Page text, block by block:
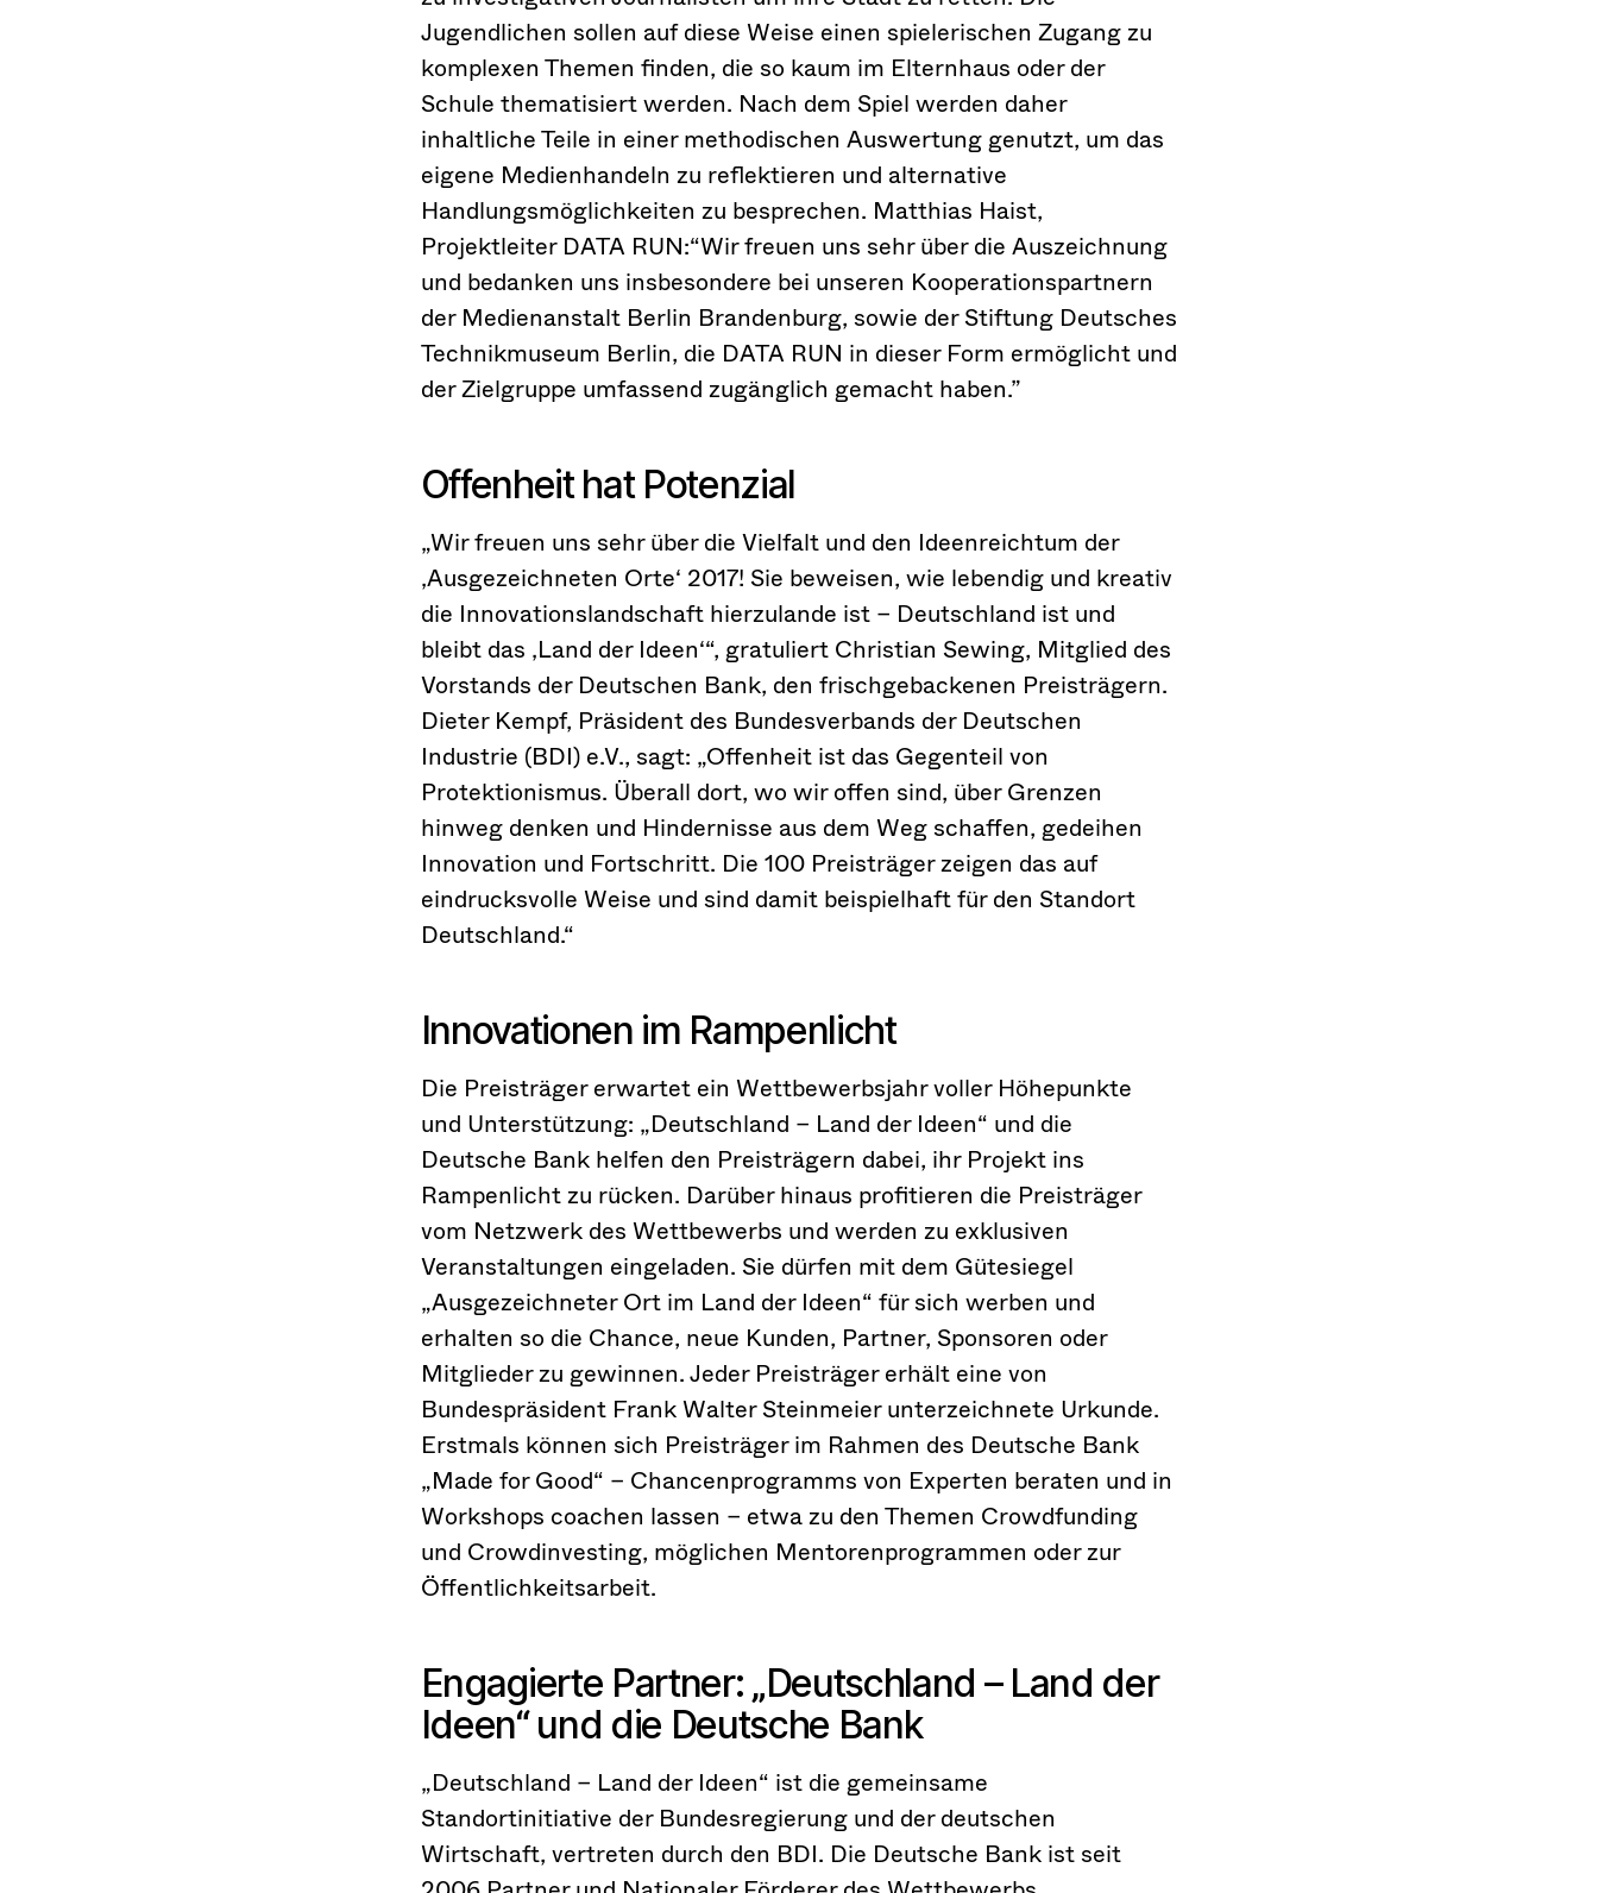
Jugendlichen sollen auf diese Weise einen spielerischen Zugang zu
komplexen Themen finden, die so kaum im Elternhaus oder der
Schule thematisiert werden. Nach dem Spiel werden daher
inhaltliche Teile in einer methodischen Auswertung genutzt, um das
eigene Medienhandeln zu reflektieren und alternative
Handlungsmöglichkeiten zu besprechen. Matthias Haist,
Projektleiter DATA RUN:“Wir freuen uns sehr über die Auszeichnung
und bedanken uns insbesondere bei unseren Kooperationspartnern
der Medienanstalt Berlin Brandenburg, sowie der Stiftung Deutsches
Technikmuseum Berlin, die DATA RUN in dieser Form ermöglicht und
der Zielgruppe umfassend zugänglich gemacht haben.”
Offenheit hat Potenzial
„Wir freuen uns sehr über die Vielfalt und den Ideenreichtum der
‚Ausgezeichneten Orte‘ 2017! Sie beweisen, wie lebendig und kreativ
die Innovationslandschaft hierzulande ist – Deutschland ist und
bleibt das ‚Land der Ideen‘“, gratuliert Christian Sewing, Mitglied des
Vorstands der Deutschen Bank, den frischgebackenen Preisträgern.
Dieter Kempf, Präsident des Bundesverbands der Deutschen
Industrie (BDI) e.V., sagt: „Offenheit ist das Gegenteil von
Protektionismus. Überall dort, wo wir offen sind, über Grenzen
hinweg denken und Hindernisse aus dem Weg schaffen, gedeihen
Innovation und Fortschritt. Die 100 Preisträger zeigen das auf
eindrucksvolle Weise und sind damit beispielhaft für den Standort
Deutschland.“
Innovationen im Rampenlicht
Die Preisträger erwartet ein Wettbewerbsjahr voller Höhepunkte
und Unterstützung: „Deutschland – Land der Ideen“ und die
Deutsche Bank helfen den Preisträgern dabei, ihr Projekt ins
Rampenlicht zu rücken. Darüber hinaus profitieren die Preisträger
vom Netzwerk des Wettbewerbs und werden zu exklusiven
Veranstaltungen eingeladen. Sie dürfen mit dem Gütesiegel
„Ausgezeichneter Ort im Land der Ideen“ für sich werben und
erhalten so die Chance, neue Kunden, Partner, Sponsoren oder
Mitglieder zu gewinnen. Jeder Preisträger erhält eine von
Bundespräsident Frank Walter Steinmeier unterzeichnete Urkunde.
Erstmals können sich Preisträger im Rahmen des Deutsche Bank
„Made for Good“ – Chancenprogramms von Experten beraten und in
Workshops coachen lassen – etwa zu den Themen Crowdfunding
und Crowdinvesting, möglichen Mentorenprogrammen oder zur
Öffentlichkeitsarbeit.
Engagierte Partner: „Deutschland – Land der
Ideen“ und die Deutsche Bank
„Deutschland – Land der Ideen“ ist die gemeinsame
Standortinitiative der Bundesregierung und der deutschen
Wirtschaft, vertreten durch den BDI. Die Deutsche Bank ist seit